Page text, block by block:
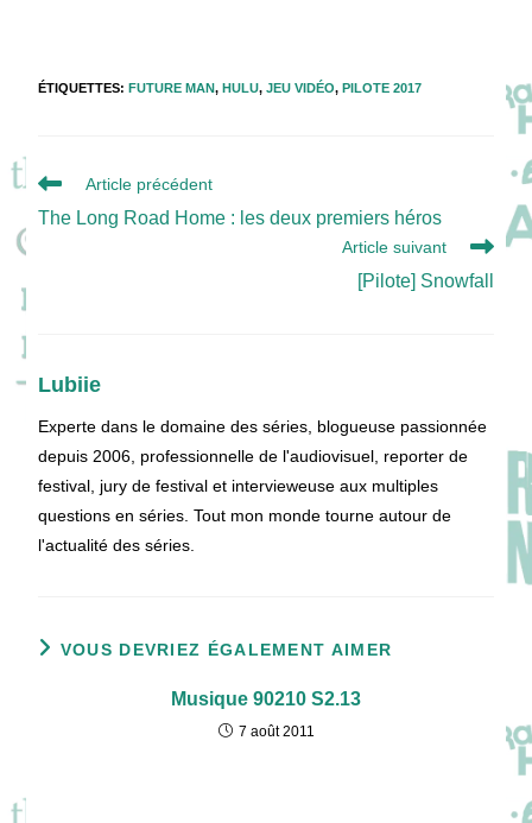
ÉTIQUETTES: FUTURE MAN, HULU, JEU VIDÉO, PILOTE 2017
Read
articles
Article précédent
The Long Road Home : les deux premiers héros
Article suivant
[Pilote] Snowfall
Lubiie
Experte dans le domaine des séries, blogueuse passionnée
depuis 2006, professionnelle de l'audiovisuel, reporter de
festival, jury de festival et intervieweuse aux multiples
questions en séries. Tout mon monde tourne autour de
l'actualité des séries.
VOUS DEVRIEZ ÉGALEMENT AIMER
Musique 90210 S2.13
7 août 2011